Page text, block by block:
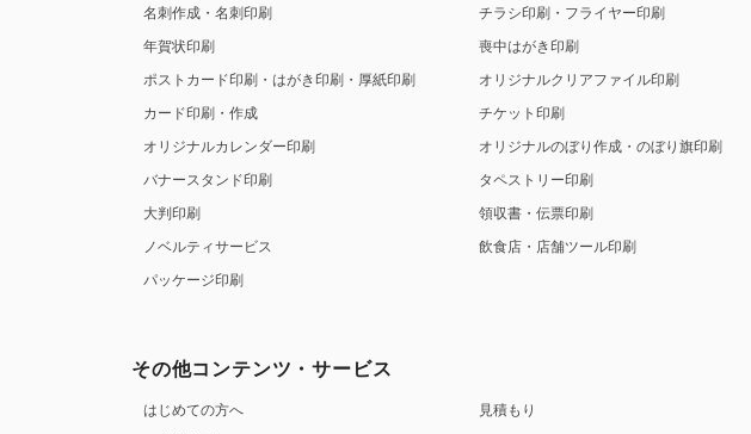
名刺作成・名刺印刷
年賀状印刷
ポストカード印刷・はがき印刷・厚紙印刷
カード印刷・作成
オリジナルカレンダー印刷
バナースタンド印刷
大判印刷
ノベルティサービス
パッケージ印刷
チラシ印刷・フライヤー印刷
喪中はがき印刷
オリジナルクリアファイル印刷
チケット印刷
オリジナルのぼり作成・のぼり旗印刷
タペストリー印刷
領収書・伝票印刷
飲食店・店舗ツール印刷
その他コンテンツ・サービス
はじめての方へ
見積もり